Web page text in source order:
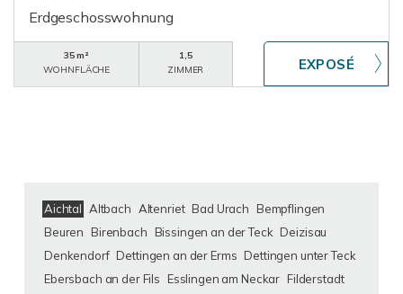
Erdgeschosswohnung
35 m²
WOHNFLÄCHE
1,5
ZIMMER
Aichtal Altbach Altenriet Bad Urach
Bempflingen
Beuren
Birenbach Bissingen an der Teck Deizisau
Denkendorf Dettingen an der Erms Dettingen unter Teck
Ebersbach an der Fils
Esslingen am Neckar Filderstadt